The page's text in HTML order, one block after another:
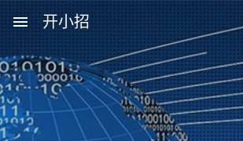
menu 开小招
近期文章